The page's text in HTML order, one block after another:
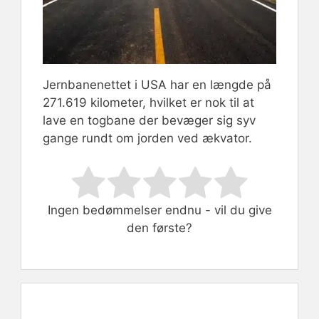
Jernbanenettet i USA har en længde på
271.619 kilometer, hvilket er nok til at
lave en togbane der bevæger sig syv
gange rundt om jorden ved ækvator.
Rate this item:
Submit Rating
Ingen bedømmelser endnu - vil du give
den første?